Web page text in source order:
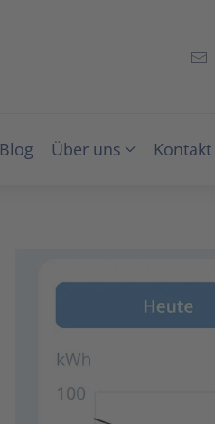
Blog Über uns Kontakt